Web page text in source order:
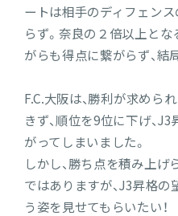
ートは相手のディフェン
らず。奈良の２倍以上と
がらも得点に繋がらず、結
F.C.大阪は、勝利が求めら
きず、順位を9位に下げ、
がってしまいました。
しかし、勝ち点を積み上
ではありますが、J3昇格の
う姿を見せてもらいたい！